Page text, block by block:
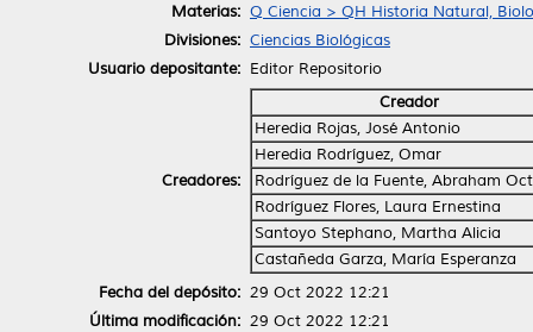
Materias: Q Ciencia > QH Historia Natural,
Divisiones: Ciencias Biológicas
Usuario depositante: Editor Repositorio
Creadores:
Creador
Heredia Rojas, José Antonio
Heredia Rodríguez, Omar
Rodríguez de la Fuente, Abraham
Rodríguez Flores, Laura Ernestina
Santoyo Stephano, Martha Alicia
Castañeda Garza, María Esperanza
Fecha del depósito: 29 Oct 2022 12:21
Última modificación: 29 Oct 2022 12:21